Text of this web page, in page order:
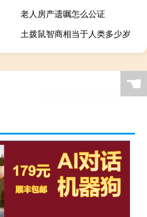
老人房产遗嘱怎么公证
土拨鼠智商相当于人类多少岁
☚